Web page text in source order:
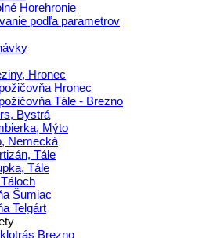
Horehronie
podľa parametrov
Hronec
Hronec
Tále - Brezno
Bystrá
Mýto
Nemecká
Tále
Tále
Šumiac
Telgárt
Brezno